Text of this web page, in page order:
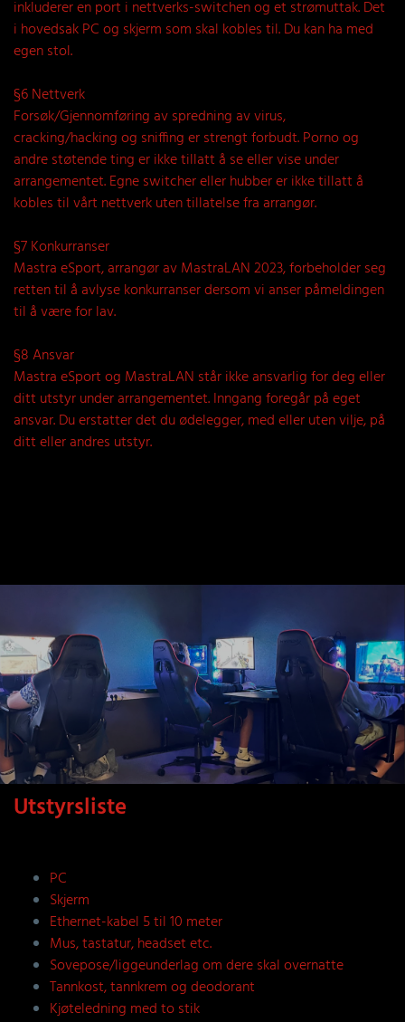
inkluderer en port i nettverks-switchen og et strømuttak. Det
i hovedsak PC og skjerm som skal kobles til. Du kan ha med
egen stol.
§6 Nettverk
Forsøk/Gjennomføring av spredning av virus,
cracking/hacking og sniffing er strengt forbudt. Porno og
andre støtende ting er ikke tillatt å se eller vise under
arrangementet. Egne switcher eller hubber er ikke tillatt å
kobles til vårt nettverk uten tillatelse fra arrangør.
§7 Konkurranser
Mastra eSport, arrangør av MastraLAN 2023, forbeholder seg
retten til å avlyse konkurranser dersom vi anser påmeldingen
til å være for lav.
§8 Ansvar
Mastra eSport og MastraLAN står ikke ansvarlig for deg eller
ditt utstyr under arrangementet. Inngang foregår på eget
ansvar. Du erstatter det du ødelegger, med eller uten vilje, på
ditt eller andres utstyr.
Utstyrsliste
PC
Skjerm
Ethernet-kabel 5 til 10 meter
Mus, tastatur, headset etc.
Sovepose/liggeunderlag om dere skal overnatte
Tannkost, tannkrem og deodorant
Kjøteledning med to stik